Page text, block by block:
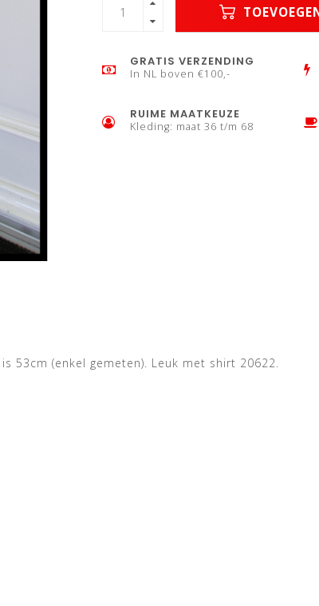
GRATIS VERZENDING
In NL boven €100,-
RUIME MAATKEUZE
Kleding: maat 36 t/m 68
53cm (enkel gemeten). Leuk met shirt 20622.